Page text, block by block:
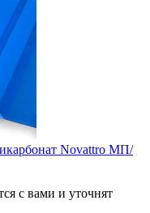
Novattro МП/
с вами и уточнят